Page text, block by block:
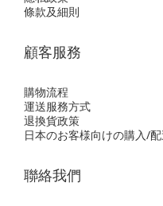
條款及細則
顧客服務
購物流程
運送服務方式
退換貨政策
日本のお客様向けの購入/
聯絡我們